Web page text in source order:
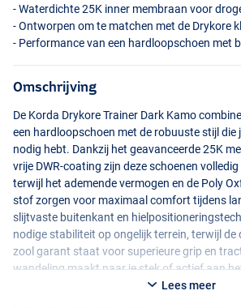
- Waterdichte 25K inner membraan voor
- Ontworpen om te matchen met de Drykore
- Performance van een hardloopschoen met
Omschrijving
De Korda Drykore Trainer Dark Kamo
een hardloopschoen met de robuuste stijl die
nodig hebt. Dankzij het geavanceerde 25K
vrije DWR-coating zijn deze schoenen
terwijl het ademende vermogen en de Poly
stof zorgen voor maximaal comfort tijdens
slijtvaste buitenkant en
nodige stabiliteit op ongelijk terrein, terwijl de
zool garant staat voor superieure grip en
wandeling maakt naar je stek of actief aan
deze schoenen blijven je voetenLees meer